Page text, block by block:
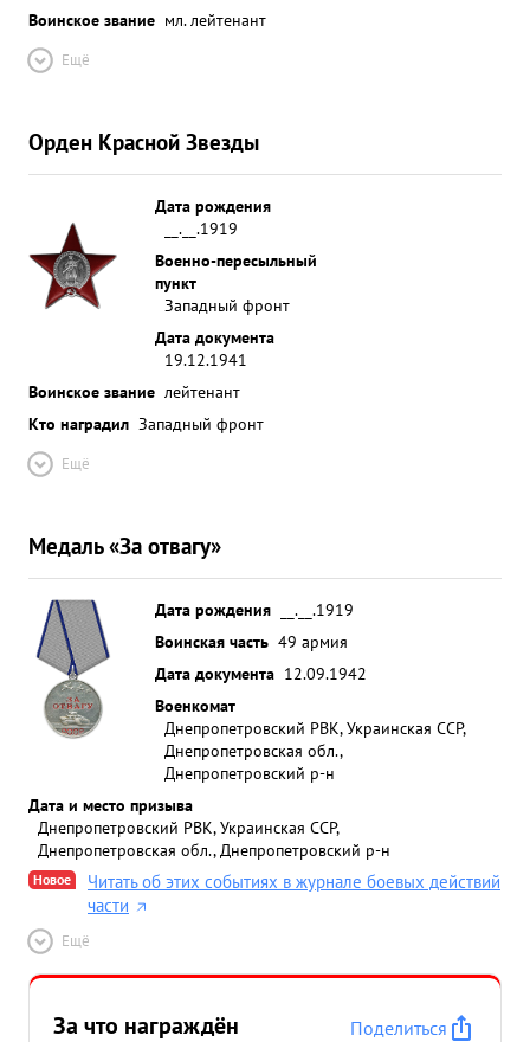
Воинское звание мл. лейтенант
Ещё
Орден Красной Звезды
Дата рождения
__.__.1919
Военно-пересыльный
пункт
Западный фронт
Дата документа
19.12.1941
Воинское звание лейтенант
Кто наградил Западный фронт
Ещё
Медаль «За отвагу»
Дата рождения
__.__.1919
Воинская часть 49 армия
Дата документа 12.09.1942
Военкомат
Днепропетровский РВК, Украинская ССР,
Днепропетровская обл.,
Днепропетровский р-н
Дата и место призыва
Днепропетровский РВК, Украинская ССР,
Днепропетровская обл., Днепропетровский р-н
Новое
Читать об этих событиях в журнале боевых действий
части
Ещё
За что награждён
Поделиться